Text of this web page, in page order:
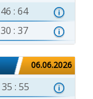
46 : 64
30 : 37
06.06.2026
35 : 55